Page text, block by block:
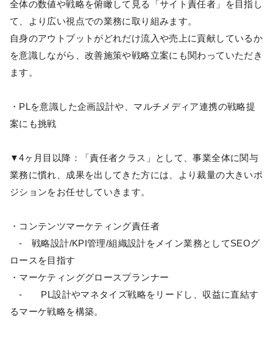
全体の数値や戦略を俯瞰して見る「サイト責任者」を目指し
て、より広い視点での業務に取り組みます。
自身のアウトプットがどれだけ流入や売上に貢献しているか
を意識しながら、改善施策や戦略立案にも関わっていただき
ます。
・PLを意識した企画設計や、マルチメディア連携の戦略提
案にも挑戦
▼4ヶ月目以降：「責任者クラス」として、事業全体に関与
業務に慣れ、成果を出してきた方には、より裁量の大きいポ
ジションをお任せしていきます。
・コンテンツマーケティング責任者
- 戦略設計/KPI管理/組織設計をメイン業務としてSEOグ
ロースを目指す
・マーケティンググロースプランナー
- PL設計やマネタイズ戦略をリードし、収益に直結す
るマーケ戦略を構築。